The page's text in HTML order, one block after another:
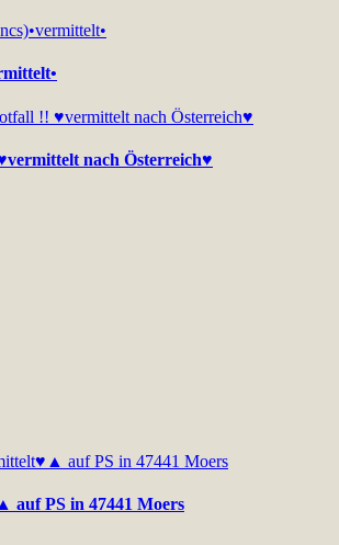
nach Österreich♥
auf PS in 47441 Moers